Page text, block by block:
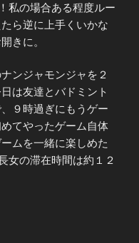
私の場合ある程度ルー
ら逆に上手くいかな
きに。
ンジャモンジャを２
は友達とバドミント
９時過ぎにもうゲー
てやったゲーム自体
ムを一緒に楽しめた
の滞在時間は約１２